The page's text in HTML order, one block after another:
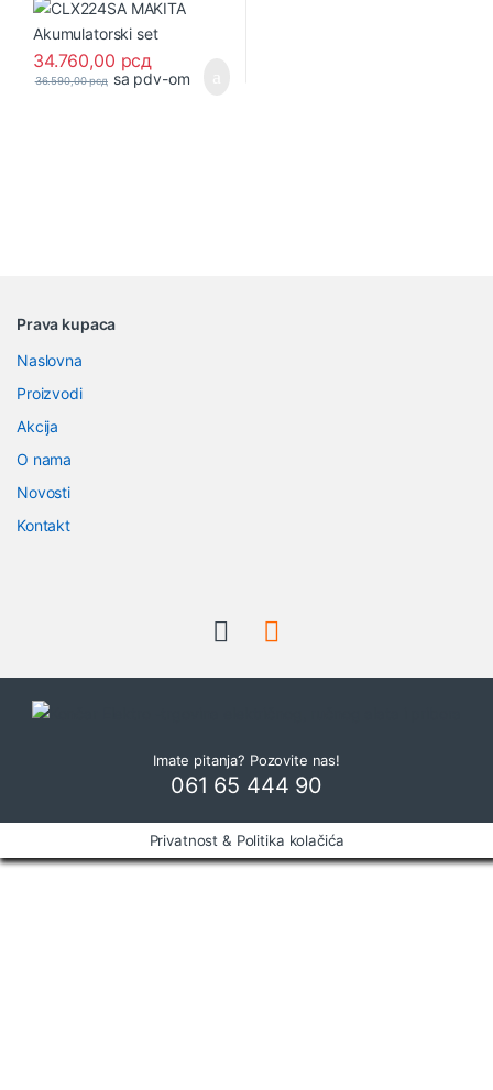
34.760,00 рсд
36.590,00рсд sa pdv-om
e
l
Prava kupaca
Naslovna
Proizvodi
Akcija
O nama
Novosti
Kontakt
Imate pitanja? Pozovite nas!
061 65 444 90
Privatnost & Politika kolačića